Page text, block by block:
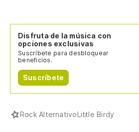
Disfruta de la música con
opciones exclusivas
Suscríbete para desbloquear
beneficios.
Suscríbete
Rock AlternativoLittle Birdy